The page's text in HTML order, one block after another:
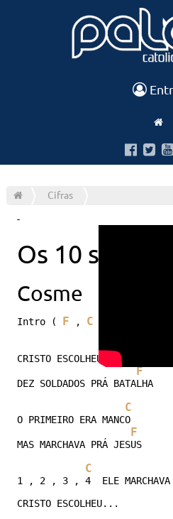
Cifras
-
Os 10
Cosme
Intro ( F , C
CRISTO ESCOLHEU PARA SI
F
DEZ SOLDADOS PRÁ BATALHA
C
O PRIMEIRO ERA MANCO
F
MAS MARCHAVA PRÁ JESUS
C
1 , 2 , 3 , 4  ELE
CRISTO ESCOLHEU...